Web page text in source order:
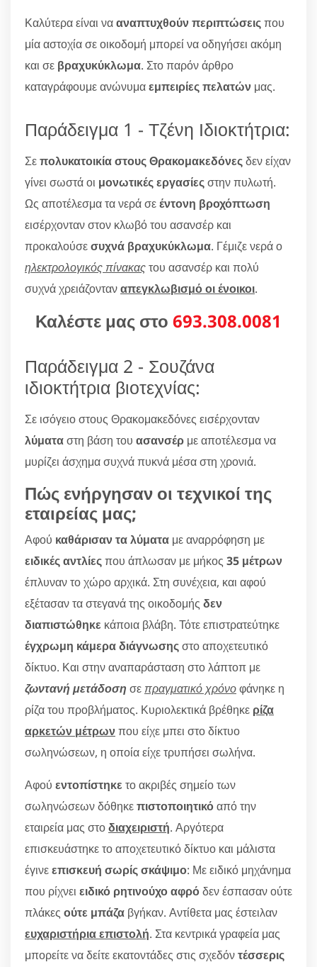
Καλύτερα είναι νααναπτυχθούν περιπτώσειςπου
μία αστοχία σε οικοδομή μπορεί να οδηγήσει ακόμη
και σε βραχυκύκλωμα. Στο παρόν άρθρο
καταγράφουμε ανώνυμαεμπειρίες πελατών μας.
Παράδειγμα 1 - Τζένη Ιδιοκτήτρια:
Σεπολυκατοικία στους Θρακομακεδόνεςδεν είχαν
γίνει σωστά οι μονωτικές εργασίεςστην πυλωτή.
Ως αποτέλεσμα τα νερά σεέντονη βροχόπτωση
εισέρχονταν στον κλωβό του ασανσέρ και
προκαλούσεσυχνά βραχυκύκλωμα. Γέμιζε νερά ο
ηλεκτρολογικός πίνακαςτου ασανσέρ και πολύ
συχνά χρειάζονταναπεγκλωβισμό οι ένοικοι.
Καλέστε μας στο 693.308.0081
Παράδειγμα 2 - Σουζάνα
ιδιοκτήτρια βιοτεχνίας:
Σε ισόγειο στους Θρακομακεδόνες εισέρχονταν
λύματαστη βάση του ασανσέρ με αποτέλεσμα να
μυρίζει άσχημα συχνά πυκνά μέσα στη χρονιά.
Πώς ενήργησαν οι τεχνικοί της
εταιρείας μας;
Αφού καθάρισαν τα λύματα με αναρρόφηση με
ειδικές αντλίεςπου άπλωσαν με μήκος 35 μέτρων
έπλυναν το χώρο αρχικά. Στη συνέχεια, και αφού
εξέτασαν τα στεγανά της οικοδομής δεν
διαπιστώθηκε κάποια βλάβη. Τότε επιστρατεύτηκε
έγχρωμη κάμερα διάγνωσηςστο αποχετευτικό
δίκτυο. Και στην αναπαράσταση στο λάπτοπ με
ζωντανή μετάδοση σε πραγματικό χρόνοφάνηκε η
ρίζα του προβλήματος. Κυριολεκτικά βρέθηκε ρίζα
αρκετών μέτρωνπου είχε μπει στο δίκτυο
σωληνώσεων, η οποία είχε τρυπήσει σωλήνα.
Αφού εντοπίστηκε το ακριβές σημείο των
σωληνώσεων δόθηκεπιστοποιητικόαπό την
εταιρεία μας στοδιαχειριστή. Αργότερα
επισκευάστηκε το αποχετευτικό δίκτυο και μάλιστα
έγινεεπισκευή σωρίς σκάψιμο: Με ειδικό μηχάνημα
που ρίχνει ειδικό ρητινούχο αφρόδεν έσπασαν ούτε
πλάκες ούτε μπάζα βγήκαν. Αντίθετα μας έστειλαν
ευχαριστήρια επιστολή. Στα κεντρικά γραφεία μας
μπορείτε να δείτε εκατοντάδες στις σχεδόντέσσερις